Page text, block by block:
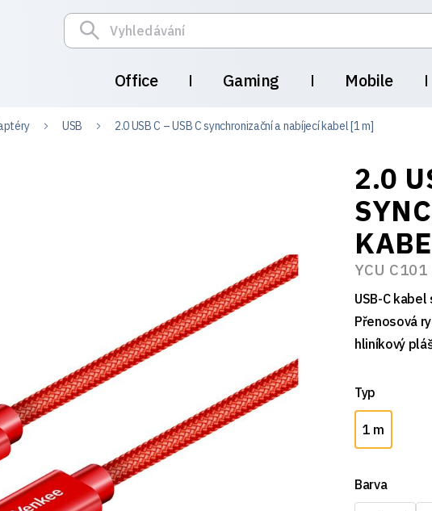
Office Gaming Mobile
USB 2.0 USB C – USB C synchronizační a nabíjecí kabel [1 m]
2.0
YCU C101
USB-C
Přenosová
hliníkový
Typ
1 m
Barva